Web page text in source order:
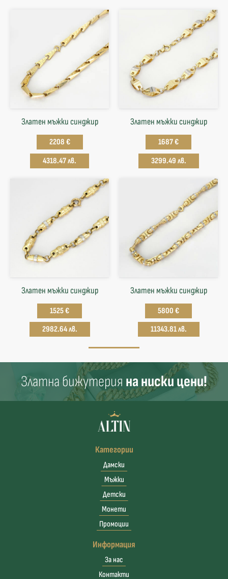
Златен мъжки синджир
2208 €
4318.47 лв.
Златен мъжки синджир
1687 €
3299.49 лв.
Златен мъжки синджир
1525 €
2982.64 лв.
Златен мъжки синджир
5800 €
11343.81 лв.
Златна бижутерия на ниски цени!
Категории
Дамски
Мъжки
Детски
Монети
Промоции
Информация
За нас
Контакти